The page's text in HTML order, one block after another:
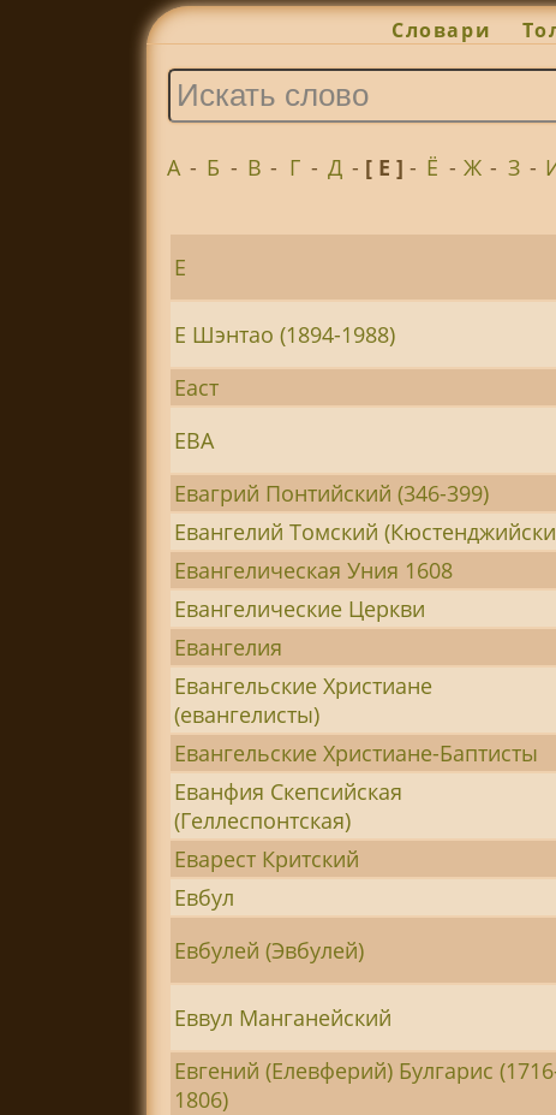
Словари
А - Б - В - Г - Д - [ Е ] - Ё - Ж - З -
Е
Е Шэнтао (1894-1988)
Еаст
ЕВА
Евагрий Понтийский (346-399)
Евангелий Томский
Евангелическая Уния 1608
Евангелические Церкви
Евангелия
Евангельские Христиане
(евангелисты)
Евангельские Христиане-Баптисты
Еванфия Скепсийская
(Геллеспонтская)
Еварест Критский
Евбул
Евбулей (Эвбулей)
Еввул Манганейский
Евгений (Елевферий) Булгарис
1806)